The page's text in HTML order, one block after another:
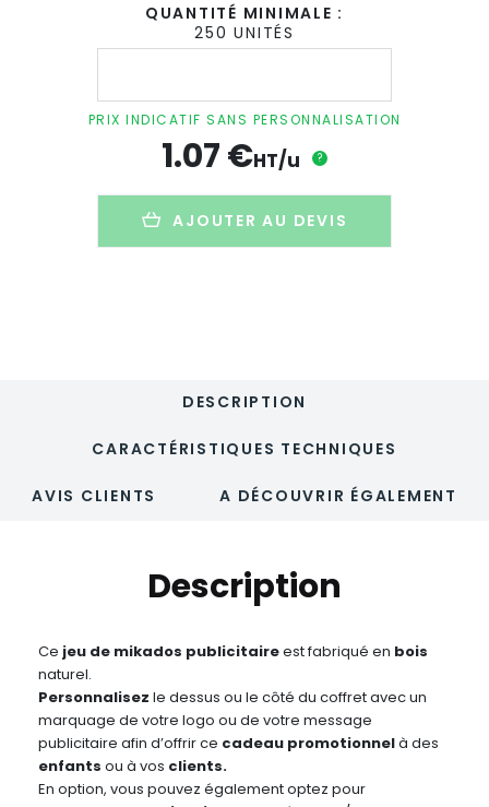
QUANTITÉ MINIMALE :
250 UNITÉS
quantité
de
mikados
personnalisé
MIKABOIS
PRIX INDICATIF SANS PERSONNALISATION
1.07€HT/u ?
AJOUTER AU DEVIS
DESCRIPTION
CARACTÉRISTIQUES TECHNIQUES
AVIS CLIENTS A DÉCOUVRIR ÉGALEMENT
Description
Ce jeu de mikados publicitaireest fabriqué en bois
naturel.
Personnalisez le dessus ou le côté du coffret avec un
marquage de votre logo ou de votre message
publicitaire afin d’offrir ce cadeau promotionnelà des
enfants ou à vos clients.
En option, vous pouvez également optez pour